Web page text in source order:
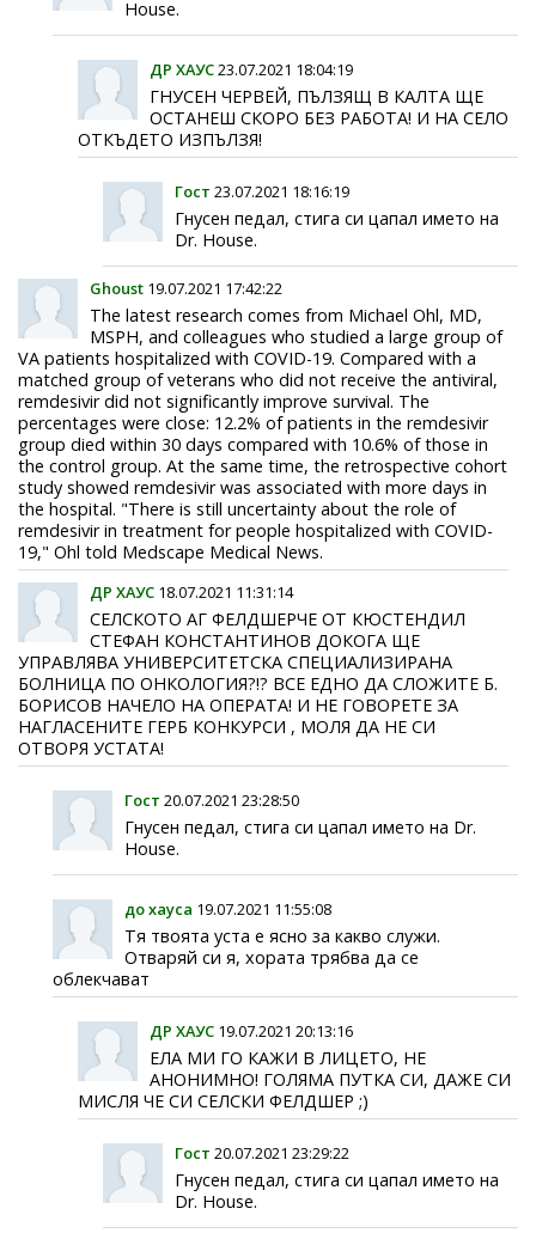
House.
ДР ХАУС23.07.2021 18:04:19
ГНУСЕН ЧЕРВЕЙ, ПЪЛЗЯЩ В КАЛТА ЩЕ
ОСТАНЕШ СКОРО БЕЗ РАБОТА! И НА СЕЛО
ОТКЪДЕТО ИЗПЪЛЗЯ!
Гост 23.07.2021 18:16:19
Гнусен педал, стига си цапал името на
Dr. House.
Ghoust 19.07.2021 17:42:22
The latest research comes from Michael Ohl, MD,
MSPH, and colleagues who studied a large group of
VA patients hospitalized with COVID-19. Compared with a
matched group of veterans who did not receive the antiviral,
remdesivir did not significantly improve survival. The
percentages were close: 12.2% of patients in the remdesivir
group died within 30 days compared with 10.6% of those in
the control group. At the same time, the retrospective cohort
study showed remdesivir was associated with more days in
the hospital. "There is still uncertainty about the role of
remdesivir in treatment for people hospitalized with COVID-
19," Ohl told Medscape Medical News.
ДР ХАУС 18.07.2021 11:31:14
СЕЛСКОТО АГ ФЕЛДШЕРЧЕ ОТ КЮСТЕНДИЛ
СТЕФАН КОНСТАНТИНОВ ДОКОГА ЩЕ
УПРАВЛЯВА УНИВЕРСИТЕТСКА СПЕЦИАЛИЗИРАНА
БОЛНИЦА ПО ОНКОЛОГИЯ?!? ВСЕ ЕДНО ДА СЛОЖИТЕ Б.
БОРИСОВ НАЧЕЛО НА ОПЕРАТА! И НЕ ГОВОРЕТЕ ЗА
НАГЛАСЕНИТЕ ГЕРБ КОНКУРСИ , МОЛЯ ДА НЕ СИ
ОТВОРЯ УСТАТА!
Гост 20.07.2021 23:28:50
Гнусен педал, стига си цапал името на Dr.
House.
до хауса 19.07.2021 11:55:08
Тя твоята уста е ясно за какво служи.
Отваряй си я, хората трябва да се
облекчават
ДР ХАУС 19.07.2021 20:13:16
ЕЛА МИ ГО КАЖИ В ЛИЦЕТО, НЕ
АНОНИМНО! ГОЛЯМА ПУТКА СИ, ДАЖЕ СИ
МИСЛЯ ЧЕ СИ СЕЛСКИ ФЕЛДШЕР ;)
Гост 20.07.2021 23:29:22
Гнусен педал, стига си цапал името на
Dr. House.